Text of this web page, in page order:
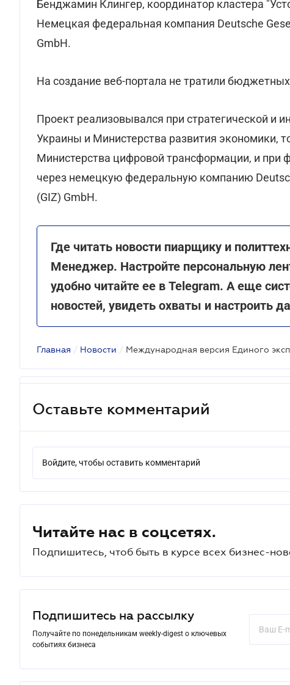
Бенджамин Клингер, координатор кластера
Немецкая федеральная компания Deutsche
GmbH.
На создание веб-портала не тратили
Проект реализовывался при стратегической и
Украины и Министерства развития экономики,
Министерства цифровой трансформации, и при
через немецкую федеральную компанию
(GIZ) GmbH.
Где читать новости пиарщику и
Менеджер. Настройте персональную
удобно читайте ее в Telegram. А еще
новостей, увидеть охваты и настроить
Главная / Новости /
Оставьте комментарий
Войдите, чтобы оставить комментарий
Читайте нас в соцсетях.
Подпишитесь, чтоб быть в курсе всех бизнес-
Подпишитесь на рассылку
Получайте по понедельникам weekly-digest о ключевых
событиях бизнеса